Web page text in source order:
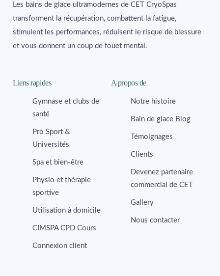
Les bains de glace ultramodernes de CET CryoSpas
transforment la récupération, combattent la fatigue,
stimulent les performances, réduisent le risque de blessure
et vous donnent un coup de fouet mental.
Liens rapides
Gymnase et clubs de
santé
Pro Sport &
Universités
Spa et bien-être
Physio et thérapie
sportive
Utilisation à domicile
CIMSPA CPD Cours
Connexion client
A propos de
Notre histoire
Bain de glace Blog
Témoignages
Clients
Devenez partenaire
commercial de CET
Gallery
Nous contacter